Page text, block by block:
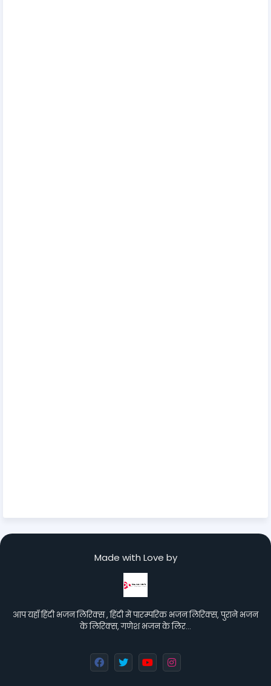
Made with Love by
आप यहाँ हिंदी भजन लिरिक्स , हिंदी में पारम्परिक भजन लिरिक्स, पुराने भजन
के लिरिक्स, गणेश भजन के लिर…